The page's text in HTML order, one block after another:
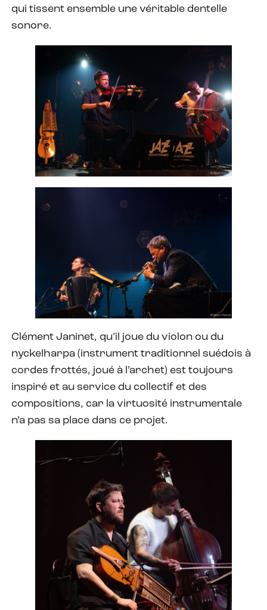
qui tissent ensemble une véritable dentelle
sonore.
Clément Janinet, qu’il joue du violon ou du
nyckelharpa (instrument traditionnel suédois à
cordes frottés, joué à l’archet) est toujours
inspiré et au service du collectif et des
compositions, car la virtuosité instrumentale
n’a pas sa place dans ce projet.